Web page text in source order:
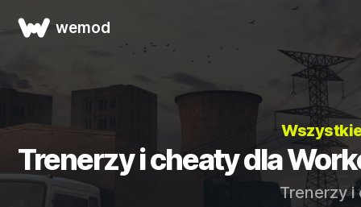
wemod
Trenerzy i cheaty dla
Trenerzy